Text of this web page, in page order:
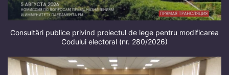
Consultări publice privind proiectul de lege pentru modificarea
Codului electoral (nr. 280/2026)